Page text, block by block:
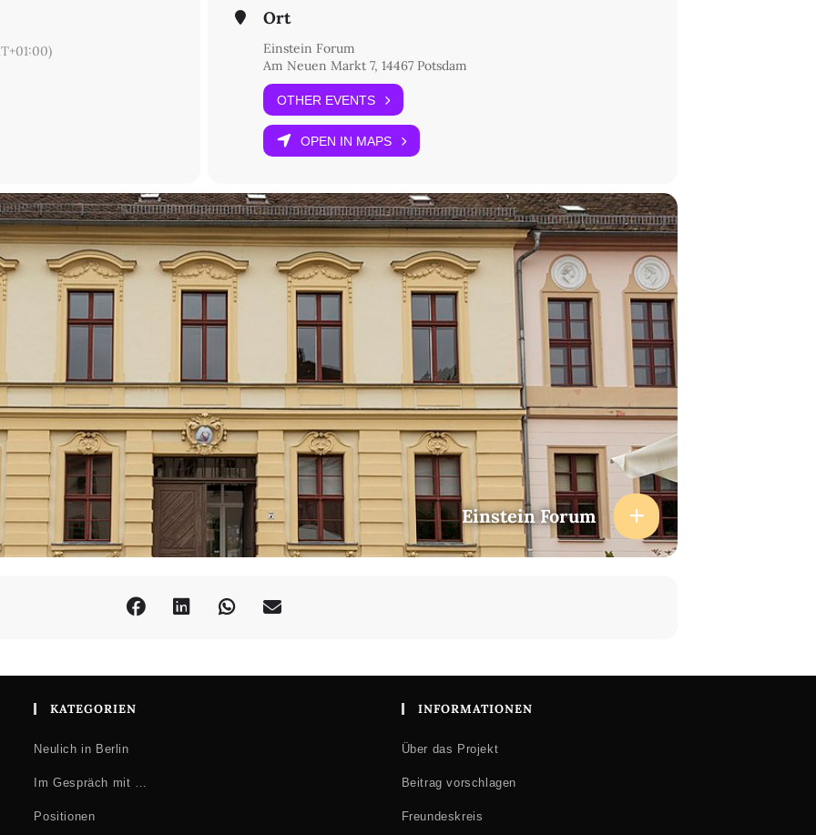
dem Moses Mendelssohn Zentrum, Potsdam
Ort
Einstein Forum
Am Neuen Markt 7, 14467 Potsdam
OTHER EVENTS
OPEN IN MAPS
Einstein Forum
KATEGORIEN
Neulich in Berlin
Im Gespräch mit …
Positionen
INFORMATIONEN
Über das Projekt
Beitrag vorschlagen
Freundeskreis